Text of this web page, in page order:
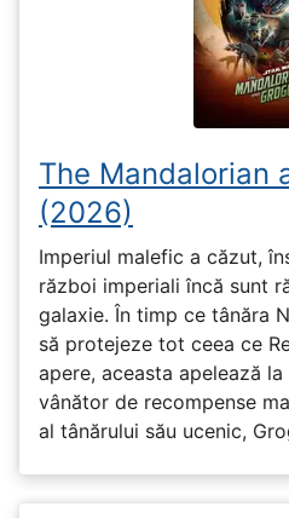
The Mandalorian
(2026)
Imperiul malefic a căzut,
război imperiali încă sunt
galaxie. În timp ce tânăra
să protejeze tot ceea ce
apere, aceasta apelează
vânător de recompense
al tânărului său ucenic,